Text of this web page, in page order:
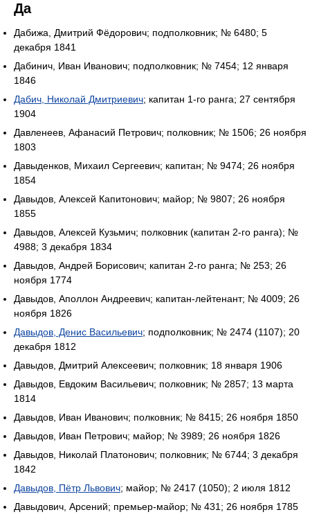
Да
Дабижа, Дмитрий Фёдорович; подполковник; № 6480; 5
декабря 1841
Дабинич, Иван Иванович; подполковник; № 7454; 12 января
1846
Дабич, Николай Дмитриевич; капитан 1-го ранга; 27 сентября
1904
Давленеев, Афанасий Петрович; полковник; № 1506; 26 ноября
1803
Давыденков, Михаил Сергеевич; капитан; № 9474; 26 ноября
1854
Давыдов, Алексей Капитонович; майор; № 9807; 26 ноября
1855
Давыдов, Алексей Кузьмич; полковник (капитан 2-го ранга); №
4988; 3 декабря 1834
Давыдов, Андрей Борисович; капитан 2-го ранга; № 253; 26
ноября 1774
Давыдов, Аполлон Андреевич; капитан-лейтенант; № 4009; 26
ноября 1826
Давыдов, Денис Васильевич; подполковник; № 2474 (1107); 20
декабря 1812
Давыдов, Дмитрий Алексеевич; полковник; 18 января 1906
Давыдов, Евдоким Васильевич; полковник; № 2857; 13 марта
1814
Давыдов, Иван Иванович; полковник; № 8415; 26 ноября 1850
Давыдов, Иван Петрович; майор; № 3989; 26 ноября 1826
Давыдов, Николай Платонович; полковник; № 6744; 3 декабря
1842
Давыдов, Пётр Львович; майор; № 2417 (1050); 2 июля 1812
Давыдович, Арсений; премьер-майор; № 431; 26 ноября 1785